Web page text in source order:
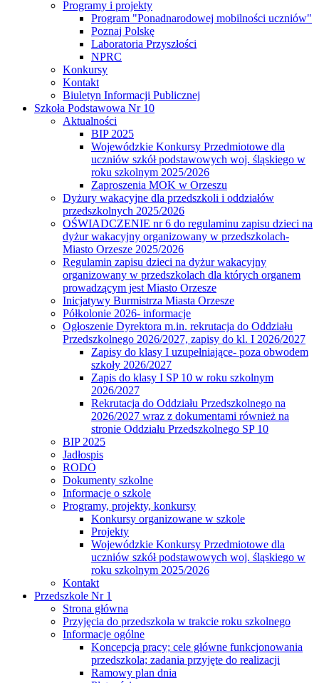
Programy i projekty
Program "Ponadnarodowej mobilności uczniów"
Poznaj Polskę
Laboratoria Przyszłości
NPRC
Konkursy
Kontakt
Biuletyn Informacji Publicznej
Szkoła Podstawowa Nr 10
Aktualności
BIP 2025
Wojewódzkie Konkursy Przedmiotowe dla
uczniów szkół podstawowych woj. śląskiego w
roku szkolnym 2025/2026
Zaproszenia MOK w Orzeszu
Dyżury wakacyjne dla przedszkoli i oddziałów
przedszkolnych 2025/2026
OŚWIADCZENIE nr 6 do regulaminu zapisu dzieci na
dyżur wakacyjny organizowany w przedszkolach-
Miasto Orzesze 2025/2026
Regulamin zapisu dzieci na dyżur wakacyjny
organizowany w przedszkolach dla których organem
prowadzącym jest Miasto Orzesze
Inicjatywy Burmistrza Miasta Orzesze
Półkolonie 2026- informacje
Ogłoszenie Dyrektora m.in. rekrutacja do Oddziału
Przedszkolnego 2026/2027, zapisy do kl. I 2026/2027
Zapisy do klasy I uzupełniające- poza obwodem
szkoły 2026/2027
Zapis do klasy I SP 10 w roku szkolnym
2026/2027
Rekrutacja do Oddziału Przedszkolnego na
2026/2027 wraz z dokumentami również na
stronie Oddziału Przedszkolnego SP 10
BIP 2025
Jadłospis
RODO
Dokumenty szkolne
Informacje o szkole
Programy, projekty, konkursy
Konkursy organizowane w szkole
Projekty
Wojewódzkie Konkursy Przedmiotowe dla
uczniów szkół podstawowych woj. śląskiego w
roku szkolnym 2025/2026
Kontakt
Przedszkole Nr 1
Strona główna
Przyjęcia do przedszkola w trakcie roku szkolnego
Informacje ogólne
Koncepcja pracy; cele główne funkcjonowania
przedszkola; zadania przyjęte do realizacji
Ramowy plan dnia